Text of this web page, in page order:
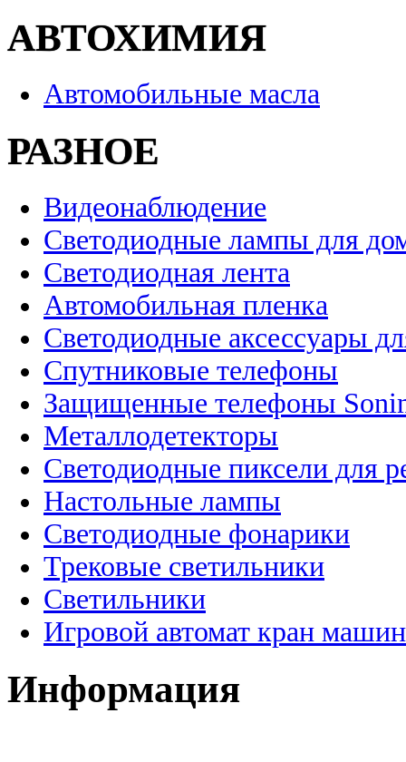
АВТОХИМИЯ
Автомобильные масла
РАЗНОЕ
Видеонаблюдение
Светодиодные лампы для
Светодиодная лента
Автомобильная пленка
Светодиодные аксессуары
Спутниковые телефоны
Защищенные телефоны
Металлодетекторы
Светодиодные пиксели для
Настольные лампы
Светодиодные фонарики
Трековые светильники
Светильники
Игровой автомат кран
Информация